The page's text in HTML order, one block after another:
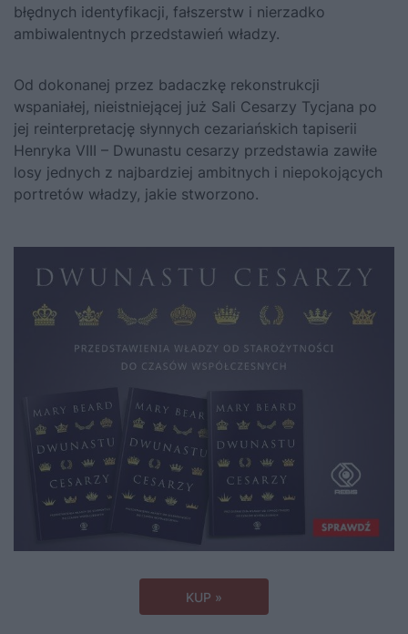
błędnych identyfikacji, fałszerstw i nierzadko
ambiwalentnych przedstawień władzy.
Od dokonanej przez badaczkę rekonstrukcji
wspaniałej, nieistniejącej już Sali Cesarzy Tycjana po
jej reinterpretację słynnych cezariańskich tapiserii
Henryka VIII – Dwunastu cesarzy przedstawia zawiłe
losy jednych z najbardziej ambitnych i niepokojących
portretów władzy, jakie stworzono.
KUP »